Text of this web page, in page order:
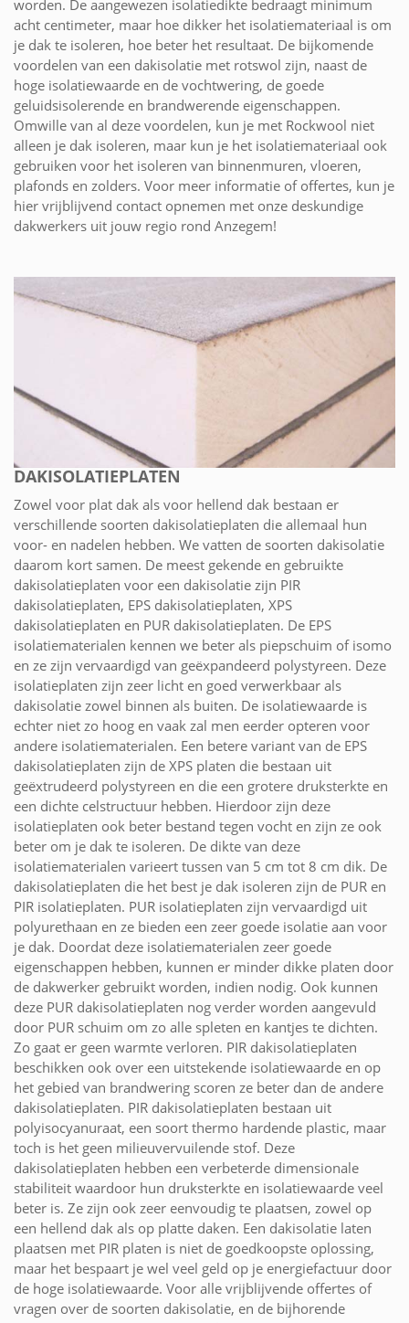
worden. De aangewezen isolatiedikte bedraagt minimum
acht centimeter, maar hoe dikker het isolatiemateriaal is om
je dak te isoleren, hoe beter het resultaat. De bijkomende
voordelen van een dakisolatie met rotswol zijn, naast de
hoge isolatiewaarde en de vochtwering, de goede
geluidsisolerende en brandwerende eigenschappen.
Omwille van al deze voordelen, kun je met Rockwool niet
alleen je dak isoleren, maar kun je het isolatiemateriaal ook
gebruiken voor het isoleren van binnenmuren, vloeren,
plafonds en zolders. Voor meer informatie of offertes, kun je
hier vrijblijvend contact opnemen met onze deskundige
dakwerkers uit jouw regio rond Anzegem!
DAKISOLATIEPLATEN
Zowel voor plat dak als voor hellend dak bestaan er
verschillende soorten dakisolatieplaten die allemaal hun
voor- en nadelen hebben. We vatten de soorten dakisolatie
daarom kort samen. De meest gekende en gebruikte
dakisolatieplaten voor een dakisolatie zijn PIR
dakisolatieplaten, EPS dakisolatieplaten, XPS
dakisolatieplaten en PUR dakisolatieplaten. De EPS
isolatiematerialen kennen we beter als piepschuim of isomo
en ze zijn vervaardigd van geëxpandeerd polystyreen. Deze
isolatieplaten zijn zeer licht en goed verwerkbaar als
dakisolatie zowel binnen als buiten. De isolatiewaarde is
echter niet zo hoog en vaak zal men eerder opteren voor
andere isolatiematerialen. Een betere variant van de EPS
dakisolatieplaten zijn de XPS platen die bestaan uit
geëxtrudeerd polystyreen en die een grotere druksterkte en
een dichte celstructuur hebben. Hierdoor zijn deze
isolatieplaten ook beter bestand tegen vocht en zijn ze ook
beter om je dak te isoleren. De dikte van deze
isolatiematerialen varieert tussen van 5 cm tot 8 cm dik. De
dakisolatieplaten die het best je dak isoleren zijn de PUR en
PIR isolatieplaten. PUR isolatieplaten zijn vervaardigd uit
polyurethaan en ze bieden een zeer goede isolatie aan voor
je dak. Doordat deze isolatiematerialen zeer goede
eigenschappen hebben, kunnen er minder dikke platen door
de dakwerker gebruikt worden, indien nodig. Ook kunnen
deze PUR dakisolatieplaten nog verder worden aangevuld
door PUR schuim om zo alle spleten en kantjes te dichten.
Zo gaat er geen warmte verloren. PIR dakisolatieplaten
beschikken ook over een uitstekende isolatiewaarde en op
het gebied van brandwering scoren ze beter dan de andere
dakisolatieplaten. PIR dakisolatieplaten bestaan uit
polyisocyanuraat, een soort thermo hardende plastic, maar
toch is het geen milieuvervuilende stof. Deze
dakisolatieplaten hebben een verbeterde dimensionale
stabiliteit waardoor hun druksterkte en isolatiewaarde veel
beter is. Ze zijn ook zeer eenvoudig te plaatsen, zowel op
een hellend dak als op platte daken. Een dakisolatie laten
plaatsen met PIR platen is niet de goedkoopste oplossing,
maar het bespaart je wel veel geld op je energiefactuur door
de hoge isolatiewaarde. Voor alle vrijblijvende offertes of
vragen over de soorten dakisolatie, en de bijhorende